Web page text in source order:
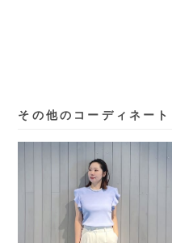
その他のコーディネート